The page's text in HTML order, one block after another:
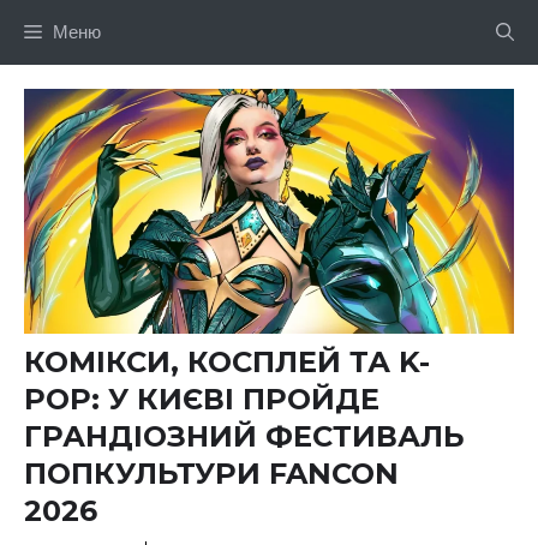
Меню
КОМІКСИ, КОСПЛЕЙ ТА K-
POP: У КИЄВІ ПРОЙДЕ
ГРАНДІОЗНИЙ ФЕСТИВАЛЬ
ПОПКУЛЬТУРИ FANCON
2026